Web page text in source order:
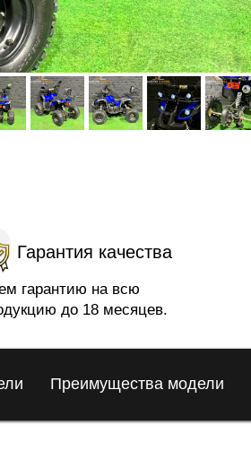
Гарантия качества
гарантию на всю
до 18 месяцев.
Преимущества модели